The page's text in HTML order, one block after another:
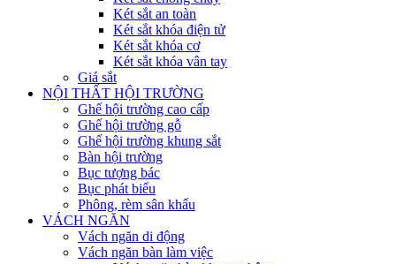
Két sắt an toàn
Két sắt khóa điện tử
Két sắt khóa cơ
Két sắt khóa vân tay
Giá sắt
NỘI THẤT HỘI TRƯỜNG
Ghế hội trường cao cấp
Ghế hội trường gỗ
Ghế hội trường khung sắt
Bàn hội trường
Bục tượng bác
Bục phát biểu
Phông, rèm sân khấu
VÁCH NGĂN
Vách ngăn di động
Vách ngăn bàn làm việc